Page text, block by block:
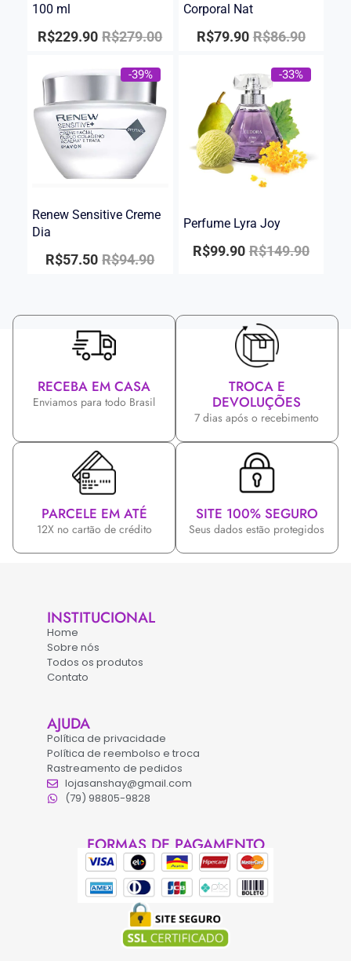
100 ml
R$279.00
R$229.90
Corporal Nat
R$86.90
R$79.90
-39%
Renew Sensitive Creme
Dia
R$94.90
R$57.50
-33%
Perfume Lyra Joy
R$149.90
R$99.90
RECEBA EM CASA
Enviamos para todo Brasil
TROCA E
DEVOLUÇÕES
7 dias após o recebimento
PARCELE EM ATÉ
12X no cartão de crédito
SITE 100% SEGURO
Seus dados estão protegidos
INSTITUCIONAL
Home
Sobre nós
Todos os produtos
Contato
AJUDA
Política de privacidade
Política de reembolso e troca
Rastreamento de pedidos
lojasanshay@gmail.com
(79) 98805-9828
FORMAS DE PAGAMENTO